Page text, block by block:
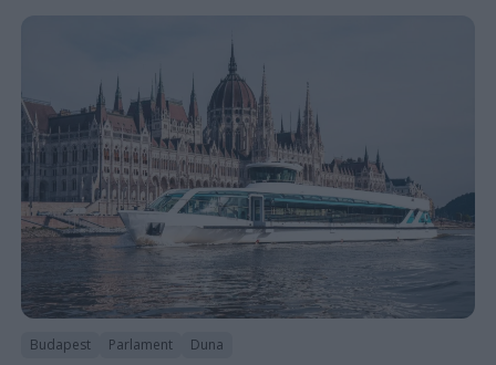
Budapest Parlament Duna